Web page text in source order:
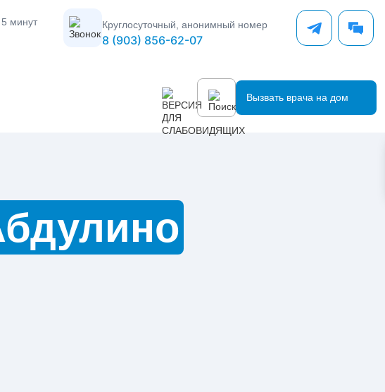
минут
Круглосуточный, анонимный номер
8 (903) 856-62-07
Вызвать врача на дом